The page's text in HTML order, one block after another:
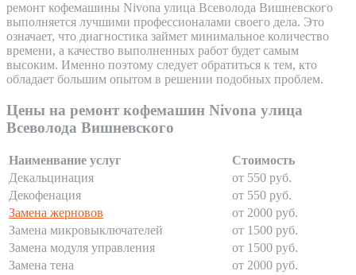
ремонт кофемашины Nivona улица Всеволода Вишневского
выполняется лучшими профессионалами своего дела. Это
означает, что диагностика займет минимальное количество
времени, а качество выполненных работ будет самым
высоким. Именно поэтому следует обратиться к тем, кто
обладает большим опытом в решении подобных проблем.
Цены на ремонт кофемашин Nivona улица
Всеволода Вишневского
Наименвание услуг
Стоимость
Декальцинация
от 550 руб.
Декофенация
от 550 руб.
Замена жерновов
от 2000 руб.
Замена микровыключателей
от 1500 руб.
Замена модуля управления
от 1500 руб.
Замена тена
от 2000 руб.